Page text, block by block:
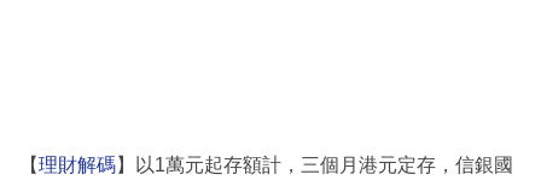
區
【理財解碼】以1萬元起存額計，三個月港元定存，信銀國